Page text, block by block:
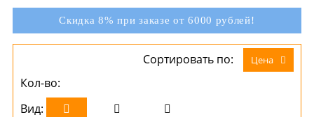
Скидка 8% при заказе от 6000 рублей!
Сортировать по: Цена
Кол-во:
Вид: